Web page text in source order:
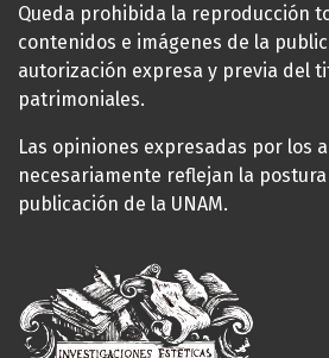
Queda prohibida la reproducción
contenidos e imágenes de la
autorización expresa y previa del
patrimoniales.
Las opiniones expresadas por los
necesariamente reflejan la
publicación de la UNAM.